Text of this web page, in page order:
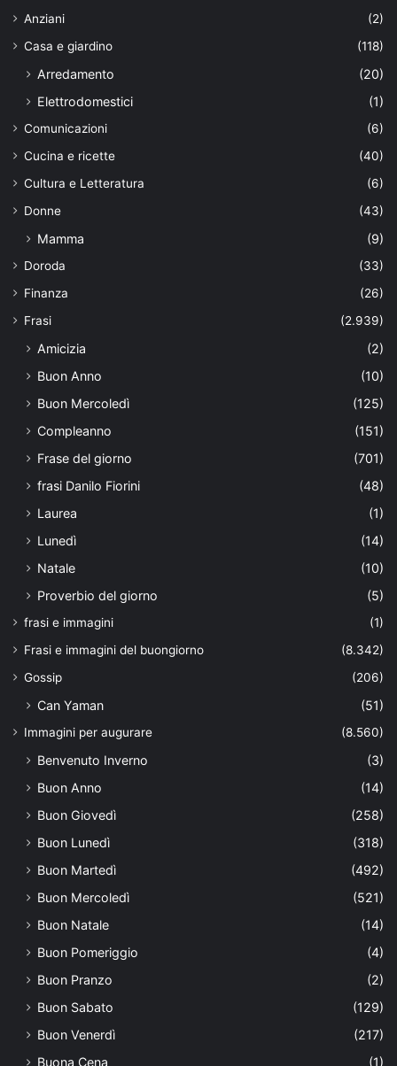
Anziani
(2)
Casa e giardino
(118)
Arredamento
(20)
Elettrodomestici
(1)
Comunicazioni
(6)
Cucina e ricette
(40)
Cultura e Letteratura
(6)
Donne
(43)
Mamma (9)
Doroda
(33)
Finanza
(26)
Frasi
(2.939)
Amicizia
(2)
Buon Anno
(10)
Buon Mercoledì
(125)
Compleanno
(151)
Frase del giorno
(701)
frasi Danilo Fiorini
(48)
Laurea
(1)
Lunedì
(14)
Natale
(10)
Proverbio del giorno
(5)
frasi e immagini
(1)
Frasi e immagini del buongiorno
(8.342)
Gossip
(206)
Can Yaman (51)
Immagini per augurare (8.560)
Benvenuto Inverno
(3)
Buon Anno
(14)
Buon Giovedì
(258)
Buon Lunedì
(318)
Buon Martedì
(492)
Buon Mercoledì
(521)
Buon Natale
(14)
Buon Pomeriggio
(4)
Buon Pranzo
(2)
Buon Sabato
(129)
Buon Venerdì
(217)
Buona Cena
(1)